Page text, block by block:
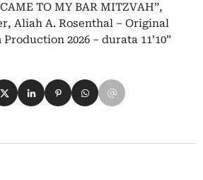
TO MY BAR MITZVAH”,
Aliah A. Rosenthal – Original
2026 – durata 11’10”
su Facebook
su X
Condividi su LinkedIn
Condividi su Pinterest
Condividi su WhatsApp
Condividi su Email